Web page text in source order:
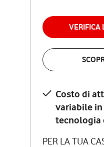
VERIFICA
Costo di
variabile in
tecnologia
PER LA TUAPER LA